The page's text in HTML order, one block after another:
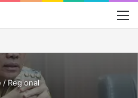
/Regional